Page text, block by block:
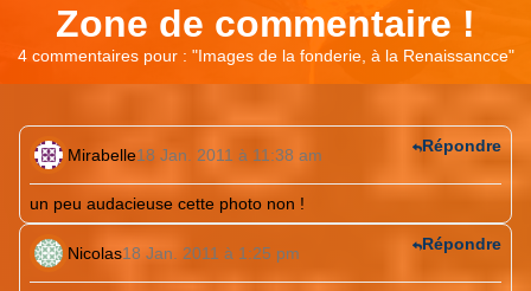
Zone de commentaire !
4 commentaires pour : "Images de la fonderie, à la Renaissancce"
Mirabelle18 Jan. 2011 à 11:38 am
un peu audacieuse cette photo non !
Répondre
Nicolas18 Jan. 2011 à 1:25 pm Répondre